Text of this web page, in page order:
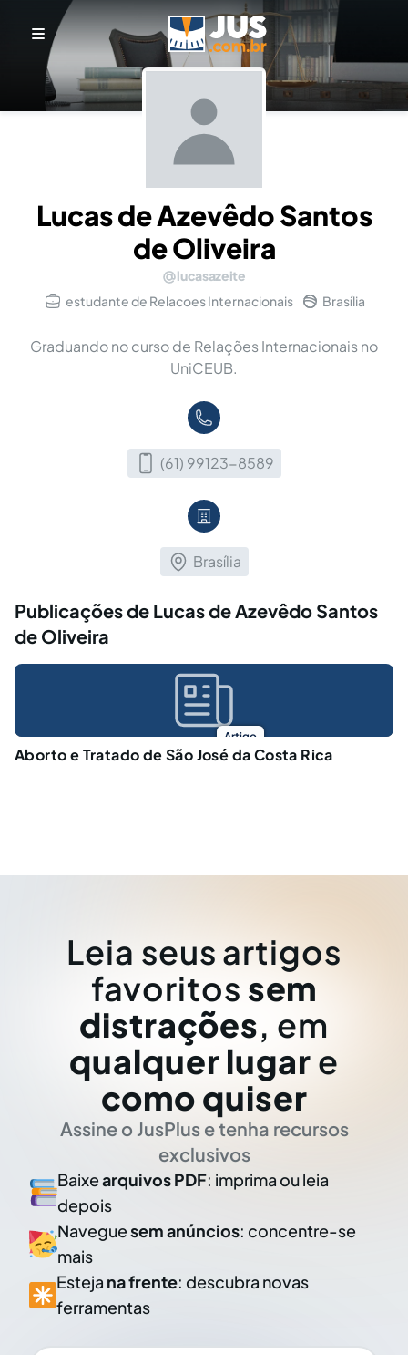
Lucas de Azevêdo Santos
de Oliveira
lucasazeite
estudante de Relacoes Internacionais
Brasília
Graduando no curso de Relações Internacionais no
UniCEUB.
(61) 99123-8589
Brasília
Publicações de Lucas de Azevêdo Santos
de Oliveira
Artigo
Aborto e Tratado de São José da Costa Rica
Leia seus artigos
favoritos sem
distrações, em
qualquer lugar e
como quiser
Assine o JusPlus e tenha recursos
exclusivos
Baixearquivos PDF: imprima ou leia
depois
Naveguesem anúncios: concentre-se
mais
Esteja na frente: descubra novas
ferramentas